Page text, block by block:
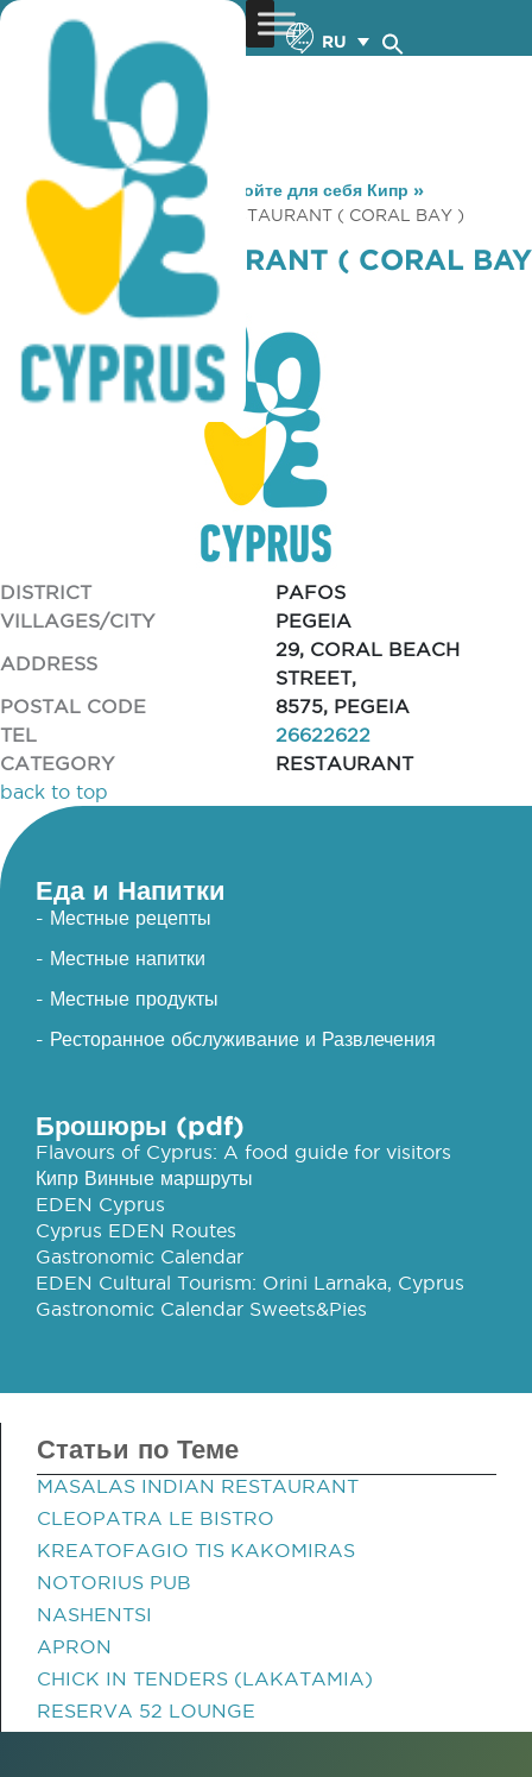
RU
You are here: Home »Откройте для себя Кипр »
Gastronomy
» ANDRIA RESTAURANT ( CORAL BAY )
ANDRIA RESTAURANT ( CORAL BAY
DISTRICT
PAFOS
VILLAGES/CITY
PEGEIA
ADDRESS
29, CORAL BEACH
STREET,
POSTAL CODE
8575, PEGEIA
TEL
26622622
CATEGORY
RESTAURANT
back to top
Еда и Напитки
- Местные рецепты
- Местные напитки
- Местные продукты
- Ресторанное обслуживание и Развлечения
Брошюры (pdf)
Flavours of Cyprus: A food guide for visitors
Кипр Винные маршруты
EDEN Cyprus
Cyprus EDEN Routes
Gastronomic Calendar
EDEN Cultural Tourism: Orini Larnaka, Cyprus
Gastronomic Calendar Sweets&Pies
Статьи по Теме
MASALAS INDIAN RESTAURANT
CLEOPATRA LE BISTRO
KREATOFAGIO TIS KAKOMIRAS
NOTORIUS PUB
NASHENTSI
APRON
CHICK IN TENDERS (LAKATAMIA)
RESERVA 52 LOUNGE